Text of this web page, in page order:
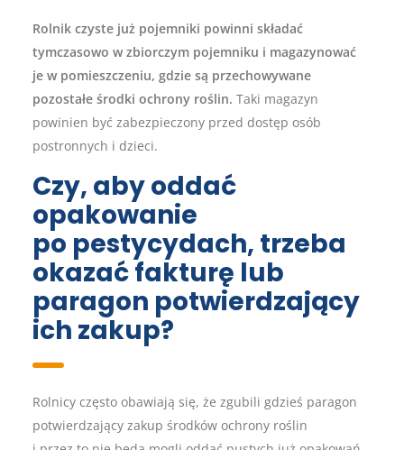
Rolnik czyste już pojemniki powinni składać
tymczasowo w zbiorczym pojemniku i magazynować
je w pomieszczeniu, gdzie są przechowywane
pozostałe środki ochrony roślin. Taki magazyn
powinien być zabezpieczony przed dostęp osób
postronnych i dzieci.
Czy, aby oddać
opakowanie
po pestycydach, trzeba
okazać fakturę lub
paragon potwierdzający
ich zakup?
Rolnicy często obawiają się, że zgubili gdzieś paragon
potwierdzający zakup środków ochrony roślin